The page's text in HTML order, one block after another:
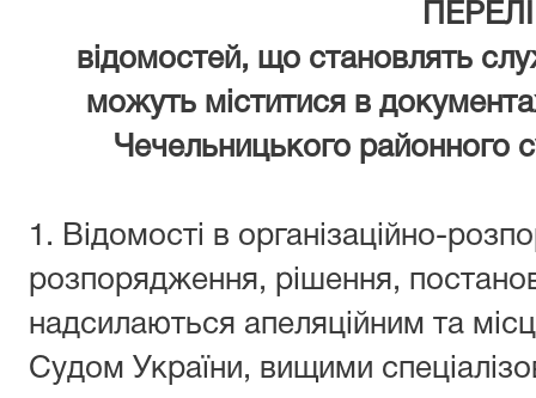
відомостей, що становлять
можуть міститися в документах
Чечельницького районного
1. Відомості в організаційно-
розпорядження, рішення,
надсилаються апеляційним та
Судом України, вищими